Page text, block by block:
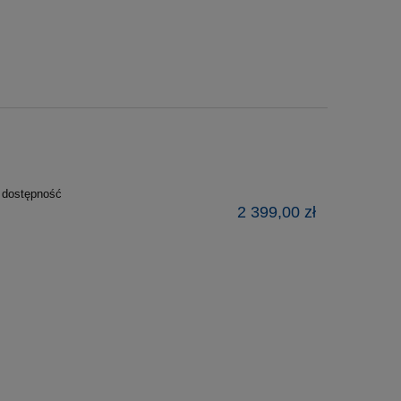
2 399,00 zł